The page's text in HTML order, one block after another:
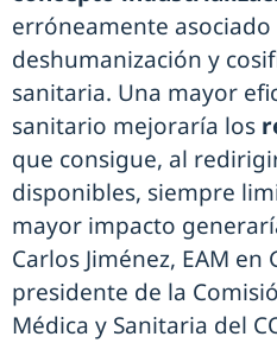
erróneamente asociado
deshumanización y
sanitaria. Una mayor
sanitario mejoraría los
que consigue, al
disponibles, siempre
mayor impacto
Carlos Jiménez, EAM en
presidente de la
Médica y Sanitaria del